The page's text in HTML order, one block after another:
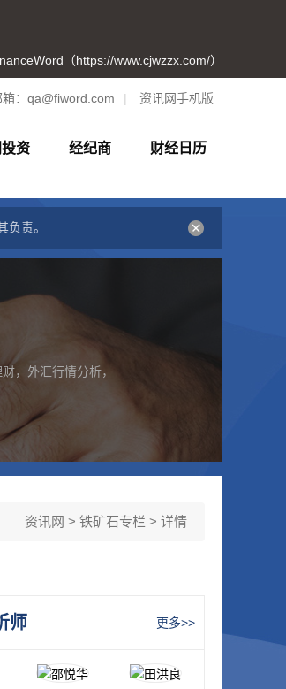
（https://www.cjwzzx.com/）
： qa@fiword.com | 资讯网手机版
资 经纪商 财经日历
责。
，外汇行情分析，
资讯网 > 铁矿石专栏 > 详情
师 更多>>